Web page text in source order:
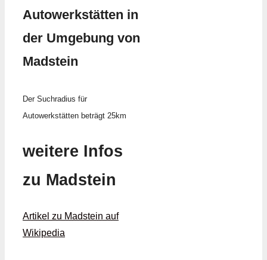
Autowerkstätten in
der Umgebung von
Madstein
Der Suchradius für
Autowerkstätten beträgt 25km
weitere Infos
zu Madstein
Artikel zu Madstein auf
Wikipedia